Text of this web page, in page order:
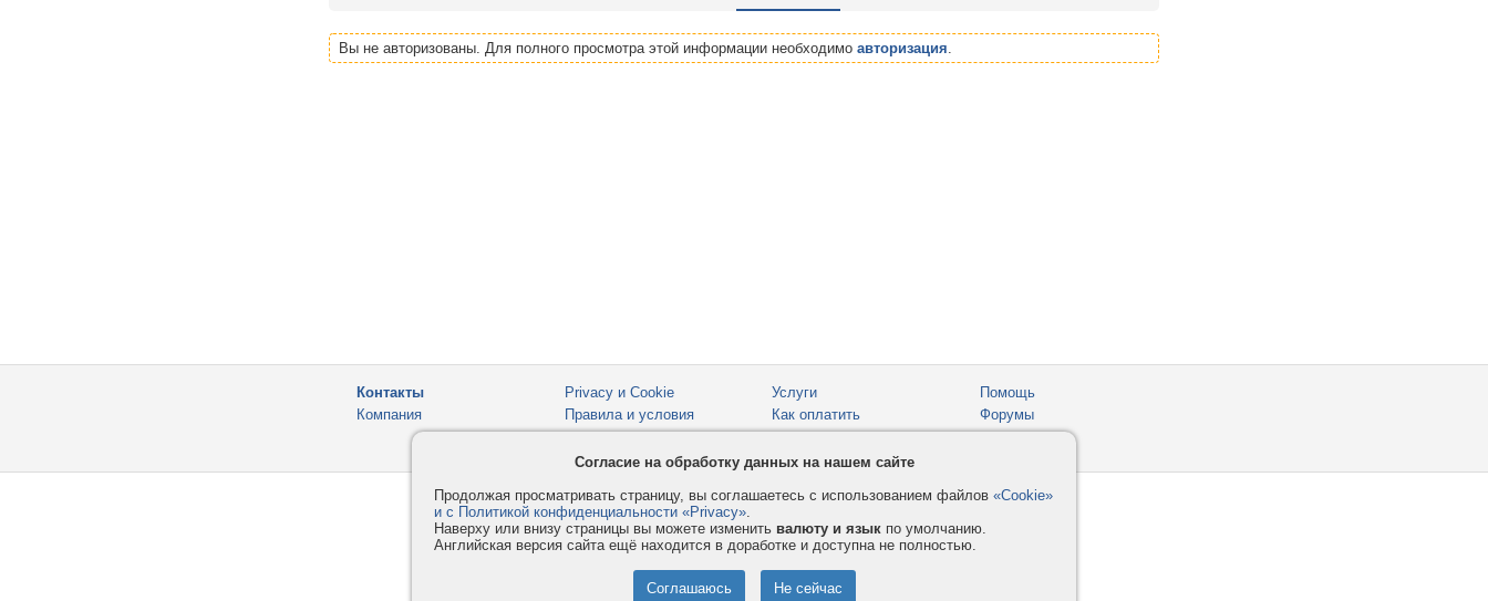
Вы не авторизованы. Для полного просмотра этой информации необходимо авторизация.
Контакты
Компания
Privacy и Cookie
Правила и условия
Услуги
Как оплатить
Помощь
Форумы
Согласие на обработку данных на нашем сайте
Продолжая просматривать страницу, вы соглашаетесь с использованием файлов «Cookie»
и с Политикой конфиденциальности «Privacy».
Наверху или внизу страницы вы можете изменить валюту и язык по умолчанию.
Английская версия сайта ещё находится в доработке и доступна не полностью.